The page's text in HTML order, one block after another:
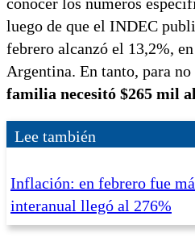
luego de que el INDEC
febrero alcanzó el 13,2%,
Argentina. En tanto, para
familia necesitó $265 mil
Lee también
Inflación: en febrero fue
interanual llegó al 276%